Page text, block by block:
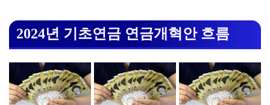
2024년 기초연금 연금개혁안 흐름